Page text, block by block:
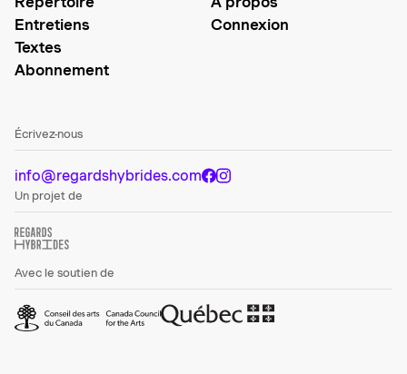
Entretiens
Textes
Abonnement
Connexion
Écrivez-nous
info@regardshybrides.com
Un projet de
Avec le soutien de